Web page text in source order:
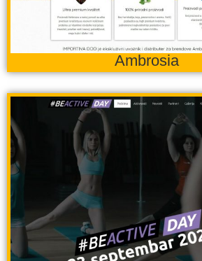
Ambrosia